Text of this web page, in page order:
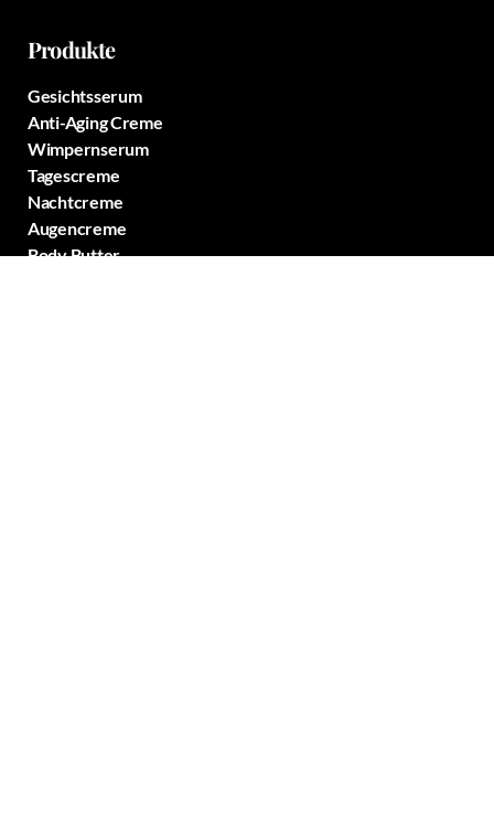
Produkte
Gesichtsserum
Anti-Aging Creme
Wimpernserum
Tagescreme
Nachtcreme
Augencreme
Body Butter